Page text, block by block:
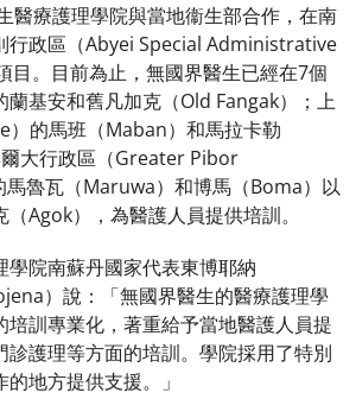
醫療護理學院與當地衞生部合作，在南
行政區（Abyei Special Administrative
目。目前為止，無國界醫生已經在7個
蘭基安和舊凡加克（Old Fangak）；上
）的馬班（Maban）和馬拉卡勒
爾大行政區（Greater Pibor
魯瓦（Maruwa）和博馬（Boma）以
Agok），為醫護人員提供培訓。
學院南蘇丹國家代表東博耶納
）說：「無國界醫生的醫療護理學
培訓專業化，著重給予當地醫護人員提
診護理等方面的培訓。學院採用了特別
地方提供支援。」